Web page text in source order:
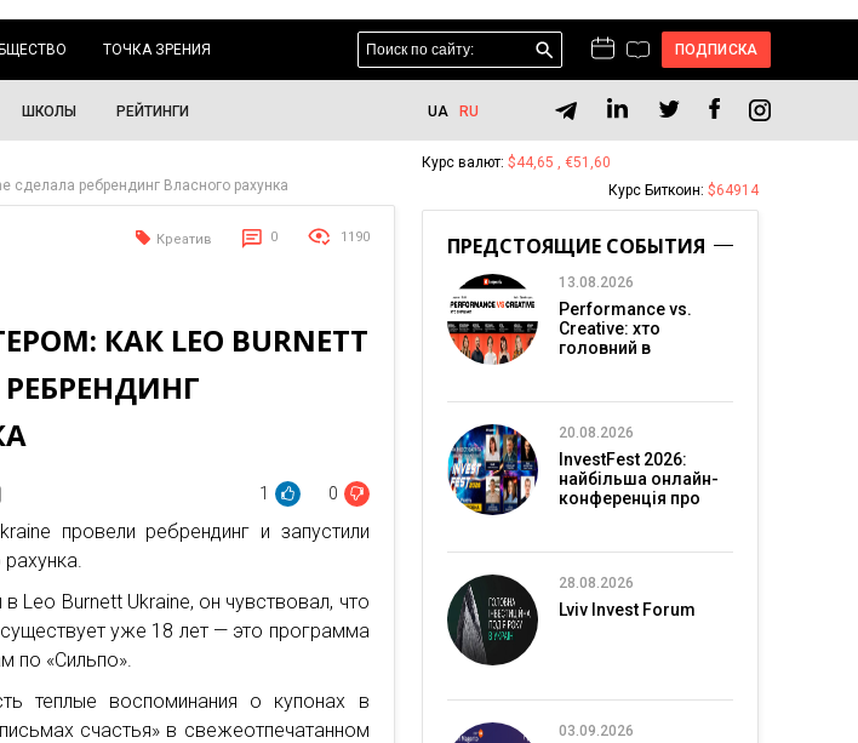
ТОЧКА ЗРЕНИЯ ПОДПИСКА
ШКОЛЫ РЕЙТИНГИ UA RU
сделала ребрендинг Власного рахунка
Креатив 0 1190
КАК LEO BURNETT
РЕБРЕНДИНГ
1 0
провели ребрендинг и запустили
Leo Burnett Ukraine, он чувствовал, что
уже 18 лет — это программа
по «Сильпо».
теплые воспоминания о купонах в
счастья» в свежеотпечатанном
Курс валют: $44,65 , €51,60
Курс Биткоин: $64914
ПРЕДСТОЯЩИЕ СОБЫТИЯ
13.08.2026
Performance vs.
Creative: хто
головний в
20.08.2026
InvestFest 2026:
найбільша онлайн-
конференція про
28.08.2026
Lviv Invest Forum
03.09.2026